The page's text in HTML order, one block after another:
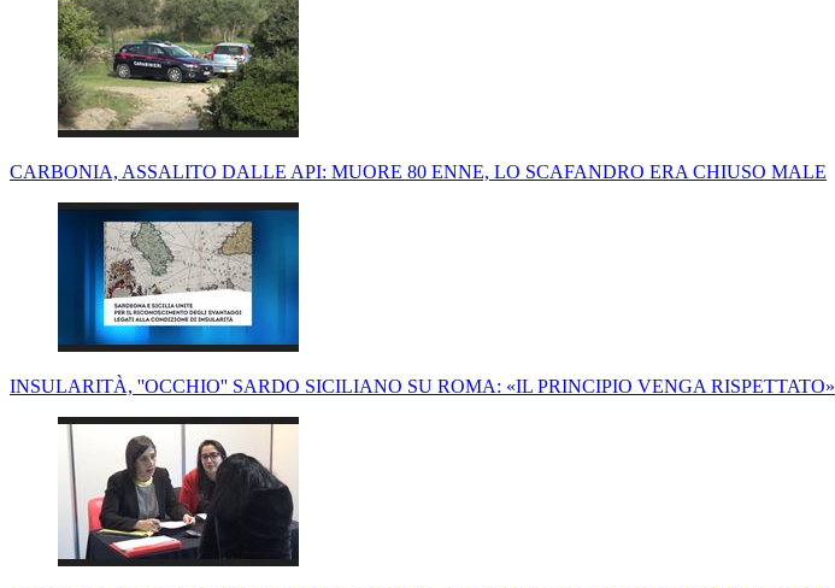
CARBONIA, ASSALITO DALLE API: MUORE 80 ENNE, LO SCAFANDRO ERA CHIUSO MALE
INSULARITÀ, ''OCCHIO'' SARDO SICILIANO SU ROMA: «IL PRINCIPIO VENGA RISPETTATO»